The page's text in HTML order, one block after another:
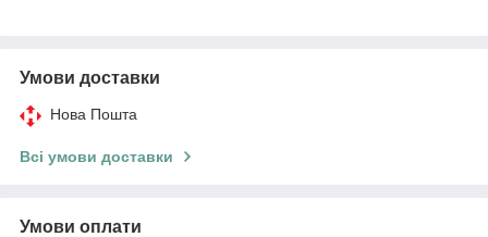
Умови доставки
Нова Пошта
Всі умови доставки
Умови оплати